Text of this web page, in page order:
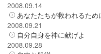
2008.09.14
あなたたちが救われるため
2008.09.21
自分自身を神に献げよ
2008.09.28